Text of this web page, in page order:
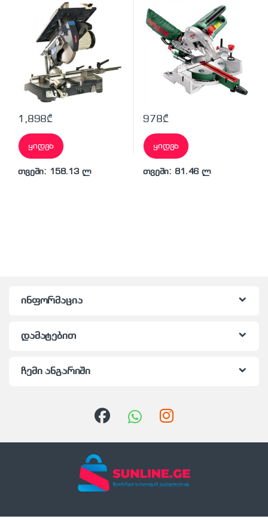
1,898₾
ყიდვა
თვეში: 158.13 ლ
978₾
ყიდვა
თვეში: 81.46 ლ
ინფორმაცია
დამატებით
ჩემი ანგარიში